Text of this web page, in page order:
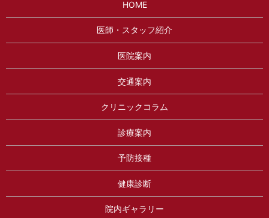
HOME
医師・スタッフ紹介
医院案内
交通案内
クリニックコラム
診療案内
予防接種
健康診断
院内ギャラリー